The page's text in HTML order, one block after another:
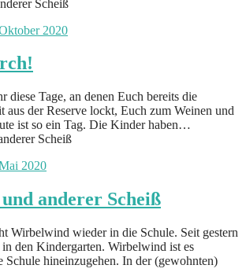
2020
diese Tage, an denen Euch bereits die
der Reserve lockt, Euch zum Weinen und
ist so ein Tag. Die Kinder haben…
2020
anderer Scheiß
Wirbelwind wieder in die Schule. Seit gestern
den Kindergarten. Wirbelwind ist es
Schule hineinzugehen. In der (gewohnten)